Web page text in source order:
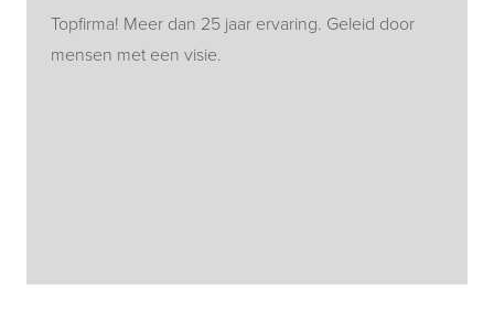
Topfirma! Meer dan 25 jaar ervaring. Geleid door
mensen met een visie.